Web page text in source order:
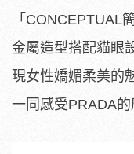
「CONCEPTUAL
金屬造型搭配貓眼
現女性嬌媚柔美的
一同感受PRADA的